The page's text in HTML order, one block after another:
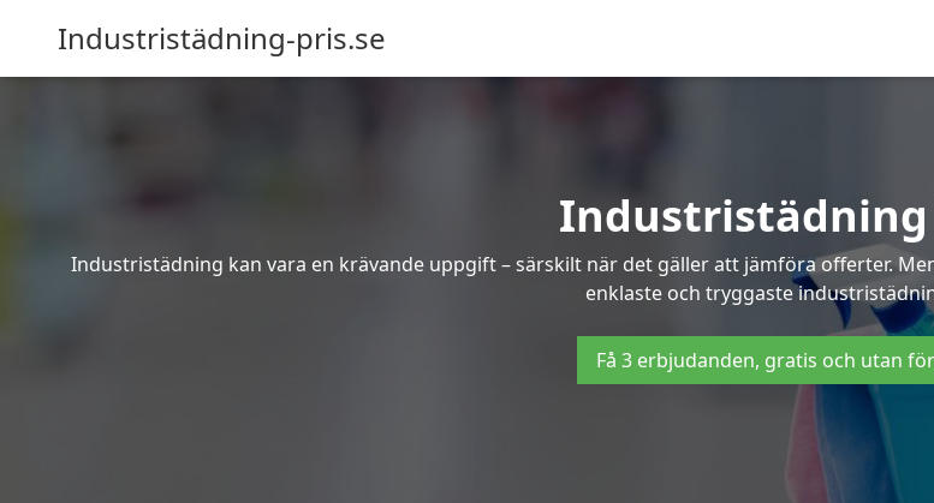
Industristädning-pris.se
Industristädning
Industristädning kan vara en krävande uppgift – särskilt när det gäller att jämföra offerter.
enklaste och tryggaste
Få 3 erbjudanden, gratis och utan